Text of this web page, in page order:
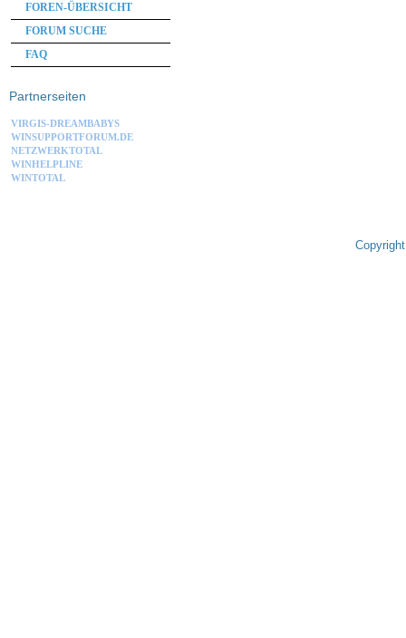
FOREN-ÜBERSICHT
FORUM SUCHE
FAQ
Partnerseiten
VIRGIS-DREAMBABYS
WINSUPPORTFORUM.DE
NETZWERKTOTAL
WINHELPLINE
WINTOTAL